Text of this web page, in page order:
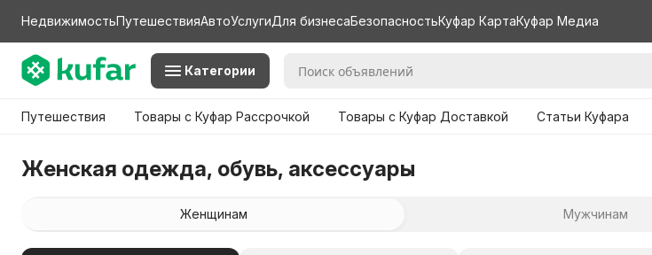
НедвижимостьПутешествияАвтоУслугиДля бизнесаБезопасностьКуфар КартаКуфар Медиа
Категории
Путешествия Товары с Куфар Рассрочкой Товары с Куфар Доставкой Статьи Куфара
Женская одежда, обувь, аксессуары
Женщинам Мужчинам